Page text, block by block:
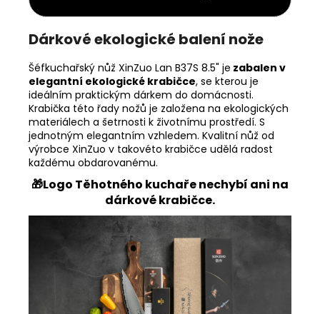
Dárkové ekologické balení nože
Šéfkuchařský nůž XinZuo Lan B37S 8.5" je zabalen v
elegantní ekologické krabičce, se kterou je
ideálním praktickým dárkem do domácnosti.
Krabička této řady nožů je založena na ekologických
materiálech a šetrnosti k životnímu prostředí. S
jednotným elegantním vzhledem. Kvalitní nůž od
výrobce XinZuo v takovéto krabičce udělá radost
každému obdarovanému.
🎁Logo Těhotného kuchaře nechybí ani na
dárkové krabičce.